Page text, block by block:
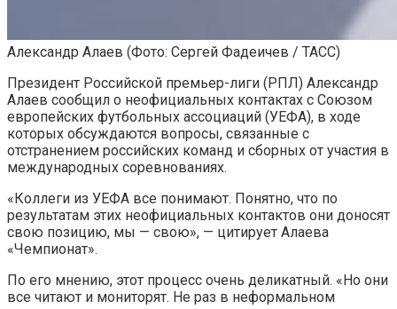
Александр Алаев (Фото: Сергей Фадеичев / ТАСС)
Президент Российской премьер-лиги (РПЛ) Александр
Алаев сообщил о неофициальных контактах с Союзом
европейских футбольных ассоциаций (УЕФА), в ходе
которых обсуждаются вопросы, связанные с
отстранением российских команд и сборных от участия в
международных соревнованиях.
«Коллеги из УЕФА все понимают. Понятно, что по
результатам этих неофициальных контактов они доносят
свою позицию, мы — свою», — цитирует Алаева
«Чемпионат».
По его мнению, этот процесс очень деликатный. «Но они
все читают и мониторят. Не раз в неформальном